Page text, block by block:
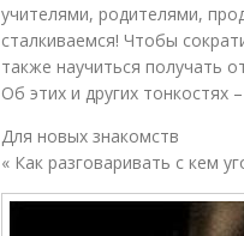
учителями, родителями,
сталкиваемся! Чтобы
также научиться получать
Об этих и других тонкостях
Для новых знакомств
« Как разговаривать с кем